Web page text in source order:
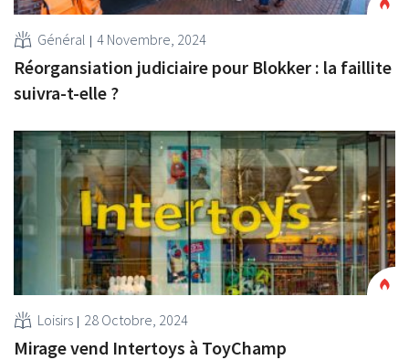
Général 4 Novembre, 2024
Réorgansiation judiciaire pour Blokker : la faillite
suivra-t-elle ?
Loisirs 28 Octobre, 2024
Mirage vend Intertoys à ToyChamp